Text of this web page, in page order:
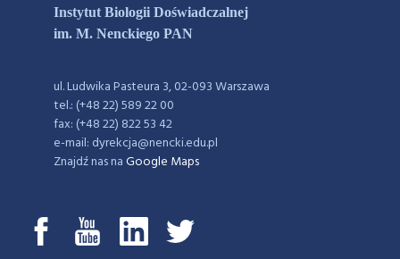
Instytut Biologii Doświadczalnej
im. M. Nenckiego PAN
ul. Ludwika Pasteura 3, 02-093 Warszawa
tel.: (+48 22) 589 22 00
fax: (+48 22) 822 53 42
e-mail: dyrekcja@nencki.edu.pl
Znajdź nas naGoogle Maps